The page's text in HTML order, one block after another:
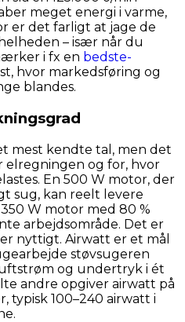
meget energi i varme,
er det farligt at jage de
– især når du
i fx en bedste-
hvor markedsføring og
blandes.
mest kendte tal, men det
og for, hvor
En 500 W motor, der
sug, kan reelt levere
W motor med 80 %
arbejdsområde. Det er
nyttigt. Airwatt er et mål
støvsugeren
og undertryk i ét
andre opgiver airwatt på
typisk 100–240 airwatt i